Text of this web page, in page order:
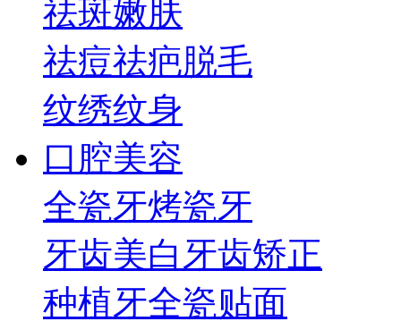
祛斑嫩肤
祛痘祛疤脱毛
纹绣纹身
口腔美容
全瓷牙烤瓷牙
牙齿美白 牙齿矫正
种植牙全瓷贴面